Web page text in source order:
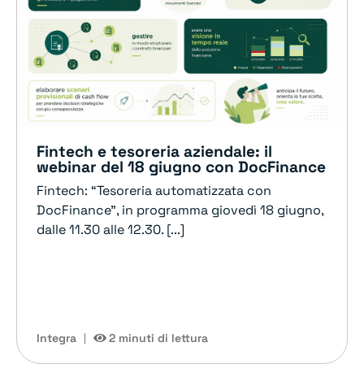
Fintech e tesoreria aziendale: il
webinar del 18 giugno con DocFinance
Fintech: “Tesoreria automatizzata con
DocFinance”, in programma giovedì 18 giugno,
dalle 11.30 alle 12.30. [...]
Integra 2 minuti di lettura